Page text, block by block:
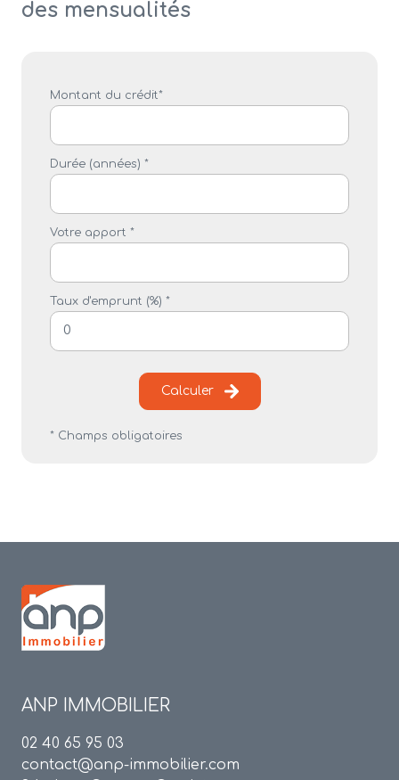
des mensualités
Montant du crédit*
Durée (années) *
Votre apport *
Taux d'emprunt (%) *
Calculer
* Champs obligatoires
ANP IMMOBILIER
02 40 65 95 03
contact@anp-immobilier.com